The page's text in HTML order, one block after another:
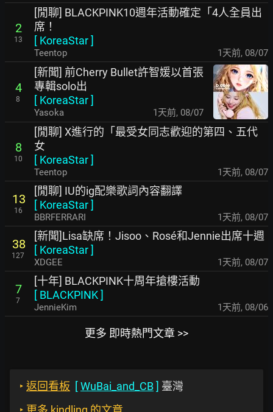
2
13
[閒聊] BLACKPINK10週年活動確定「4人全員出
席！
[ KoreaStar]
Teentop 1天前, 08/07
4
8
[新聞] 前Cherry Bullet許智媛以首張
專輯solo出
[ KoreaStar]
Yasoka 1天前, 08/07
8
10
[閒聊] X進行的「最受女同志歡迎的第四、五代
女
[ KoreaStar]
Teentop 1天前, 08/07
13
16
[閒聊] IU的ig配樂歌詞內容翻譯
[ KoreaStar]
BBRFERRARI 1天前, 08/07
38
127
[新聞]Lisa缺席！Jisoo、Rosé和Jennie出席十週
[ KoreaStar]
XDGEE 1天前, 08/07
7
7
[十年] BLACKPINK十周年搶樓活動
[ BLACKPINK]
JennieKim 1天前, 08/06
更多 即時熱門文章 >>
‣ 返回看板 [WuBai_and_CB] 臺灣